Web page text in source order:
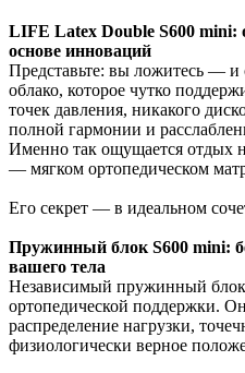
LIFE Latex Double S600 mini:
основе инноваций
Представьте: вы ложитесь — и
облако, которое чутко
точек давления, никакого
полной гармонии и
Именно так ощущается отдых
— мягком ортопедическом
Его секрет — в идеальном
Пружинный блок S600 mini:
вашего тела
Независимый пружинный
ортопедической поддержки.
распределение нагрузки,
физиологически верное